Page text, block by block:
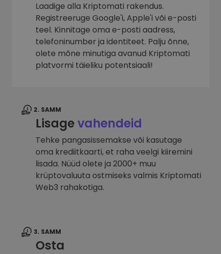
Laadige alla Kriptomati rakendus.
Registreeruge Google'i, Apple'i või e-posti
teel. Kinnitage oma e-posti aadress,
telefoninumber ja identiteet. Palju õnne,
olete mõne minutiga avanud Kriptomati
platvormi täieliku potentsiaali!
2. SAMM
Lisagevahendeid
Tehke pangasissemakse või kasutage
oma krediitkaarti, et raha veelgi kiiremini
lisada. Nüüd olete ja 2000+ muu
krüptovaluuta ostmiseks valmis Kriptomati
Web3 rahakotiga.
3. SAMM
Osta